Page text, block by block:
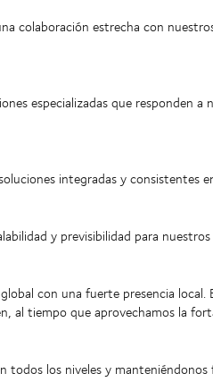
colaboración estrecha con
especializadas que responden a
integradas y consistentes
y previsibilidad para
con una fuerte presencia local.
al tiempo que aprovechamos la
los niveles y manteniéndonos